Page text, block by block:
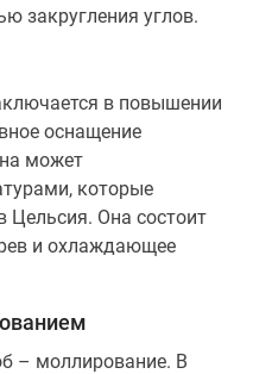
закругления углов.
в повышении
оснащение
может
которые
Цельсия. Она состоит
и охлаждающее
– моллирование. В